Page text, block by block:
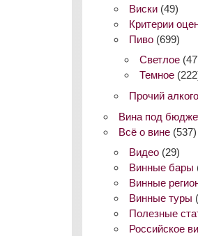
Виски (49)
Критерии
Пиво (699)
Светлое
Темное
Прочий
Вина под
Всё о вине (537)
Видео (29)
Винные бары
Винные
Винные туры
Полезные
Российское